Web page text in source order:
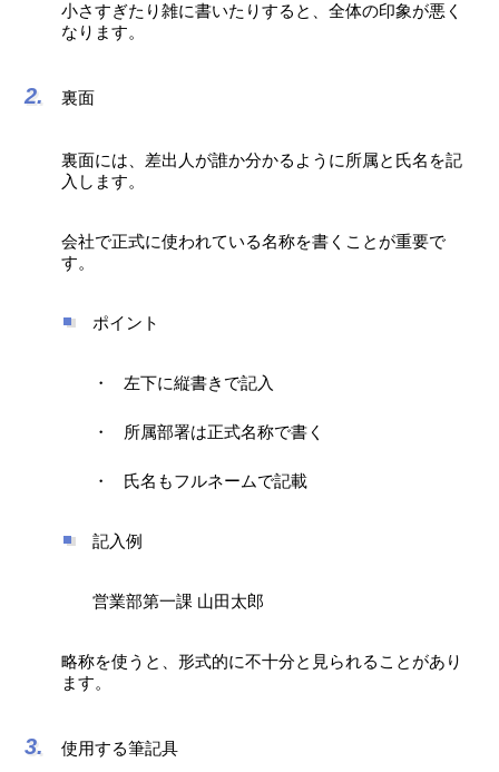
小さすぎたり雑に書いたりすると、全体の印象が悪く
なります。
裏面
裏面には、差出人が誰か分かるように所属と氏名を記
入します。
会社で正式に使われている名称を書くことが重要で
す。
ポイント
左下に縦書きで記入
所属部署は正式名称で書く
氏名もフルネームで記載
記入例
営業部第一課 山田太郎
略称を使うと、形式的に不十分と見られることがあり
ます。
使用する筆記具